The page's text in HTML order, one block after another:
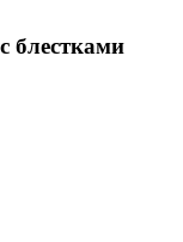
блестками